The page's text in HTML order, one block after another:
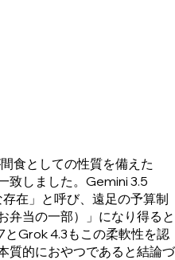
食としての性質を備えた
致しました。Gemini 3.5
在」と呼び、遠足の予算制
弁当の一部）」になり得ると
Grok 4.3もこの柔軟性を認
質的におやつであると結論づ